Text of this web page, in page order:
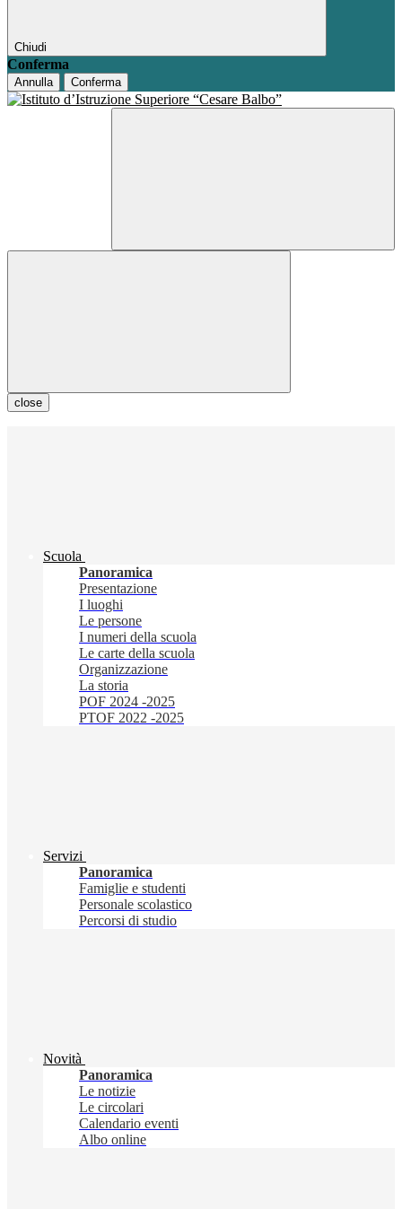
Chiudi
Conferma
Annulla Conferma
close
Scuola
Panoramica
Presentazione
I luoghi
Le persone
I numeri della scuola
Le carte della scuola
Organizzazione
La storia
POF 2024 -2025
PTOF 2022 -2025
Servizi
Panoramica
Famiglie e studenti
Personale scolastico
Percorsi di studio
Novità
Panoramica
Le notizie
Le circolari
Calendario eventi
Albo online